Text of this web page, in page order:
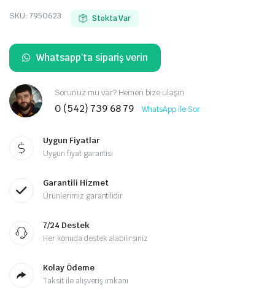
SKU: 7950623 Stokta Var
Whatsapp'ta sipariş verin
Sorunuz mu var? Hemen bize ulaşın
0 (542) 739 68 79 WhatsApp ile Sor
Uygun Fiyatlar
Uygun fiyat garantisi
Garantili Hizmet
Ürünlerimiz garantilidir
7/24 Destek
Her konuda destek alabilirsiniz
Kolay Ödeme
Taksit ile alışveriş imkanı